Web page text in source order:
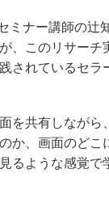
ミナー講師の辻
、このリサーチ
されているセラ
を共有しながら
か、画面のどこ
るような感覚で